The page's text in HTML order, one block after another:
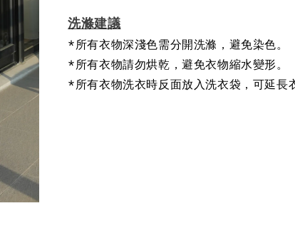
洗滌建議
*所有衣物深淺色需分開洗滌，避免染色。
*所有衣物請勿烘乾，避免衣物縮水變形。
*所有衣物洗衣時反面放入洗衣袋，可延長